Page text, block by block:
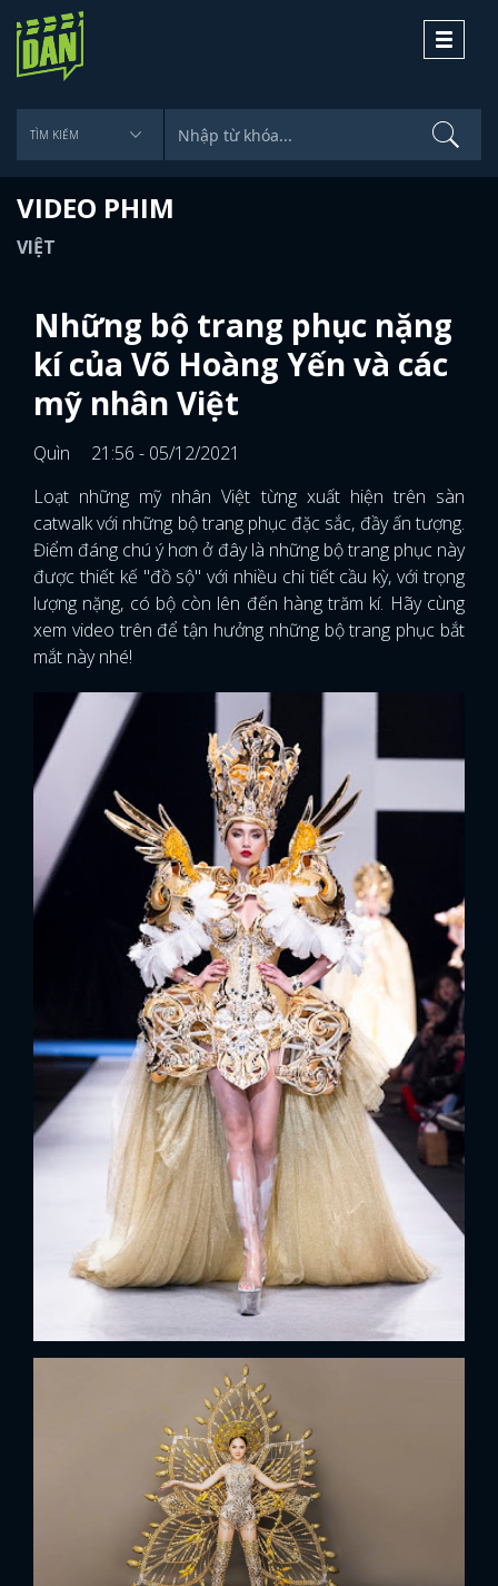
Toggle
VIDEO PHIM
VIỆT
Những bộ trang phục nặng
kí của Võ Hoàng Yến và các
mỹ nhân Việt
Quìn
21:56 - 05/12/2021
Loạt những mỹ nhân Việt từng xuất hiện trên sàn
catwalk với những bộ trang phục đặc sắc, đầy ấn tượng.
Điểm đáng chú ý hơn ở đây là những bộ trang phục này
được thiết kế "đồ sộ" với nhiều chi tiết cầu kỳ, với trọng
lượng nặng, có bộ còn lên đến hàng trăm kí. Hãy cùng
xem video trên để tận hưởng những bộ trang phục bắt
mắt này nhé!